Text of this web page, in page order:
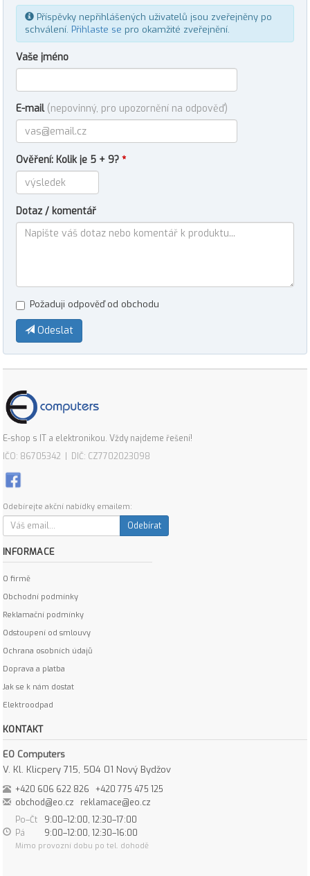
Příspěvky nepřihlášených uživatelů jsou zveřejněny po
schválení. Přihlaste se pro okamžité zveřejnění.
Vaše jméno
E-mail (nepovinný, pro upozornění na odpověď)
Ověření: Kolik je 5 + 9? *
Dotaz / komentář
Požaduji odpověď od obchodu
Odeslat
E-shop s IT a elektronikou. Vždy najdeme řešení!
IČO: 86705342 | DIČ: CZ7702023098
Odebírejte akční nabídky emailem:
Odebírat
INFORMACE
O firmě
Obchodní podmínky
Reklamační podmínky
Odstoupení od smlouvy
Ochrana osobních údajů
Doprava a platba
Jak se k nám dostat
Elektroodpad
KONTAKT
EO Computers
V. Kl. Klicpery 715, 504 01 Nový Bydžov
+420 606 622 826
+420 775 475 125
obchod@eo.cz
reklamace@eo.cz
Po–Čt
9:00–12:00, 12:30–17:00
Pá
9:00–12:00, 12:30–16:00
Mimo provozní dobu po tel. dohodě